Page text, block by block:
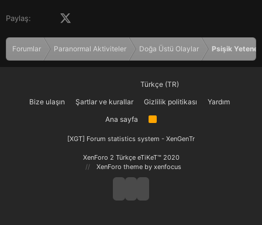
Paylaş: Facebook
Forumlar Paranormal Aktiviteler Doğa Üstü Olaylar Psişik
Türkçe (TR)
Bize ulaşın
Şartlar ve kurallar Gizlilik politikası
Yardım
Ana sayfa
R
[XGT] Forum statistics system - XenGenTr
XenForo 2 Türkçe eTiKeT™ 2020
XenForo theme by xenfocus